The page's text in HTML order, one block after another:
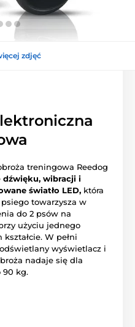
zdjęć
treningowa Reedog
dźwięku, wibracji i
światło LED, która
towarzysza w
do 2 psów na
użyciu jednego
W pełni
wyświetlacz i
nadaje się dla
90 kg.